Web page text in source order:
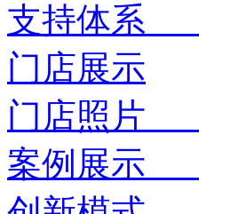
支持体系
门店展示
门店照片
案例展示